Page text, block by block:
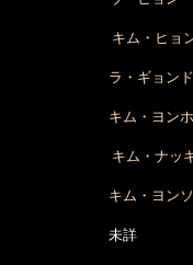
キム・ヒョ
ラ・ギョン
キム・ヨンホ
キム・ナッ
キム・ヨン
未詳　　　　　　　